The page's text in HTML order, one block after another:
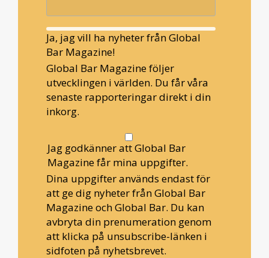
Ja, jag vill ha nyheter från Global
Bar Magazine!
Global Bar Magazine följer
utvecklingen i världen. Du får våra
senaste rapporteringar direkt i din
inkorg.
Jag godkänner att Global Bar
Magazine får mina uppgifter.
Dina uppgifter används endast för
att ge dig nyheter från Global Bar
Magazine och Global Bar. Du kan
avbryta din prenumeration genom
att klicka på unsubscribe-länken i
sidfoten på nyhetsbrevet.